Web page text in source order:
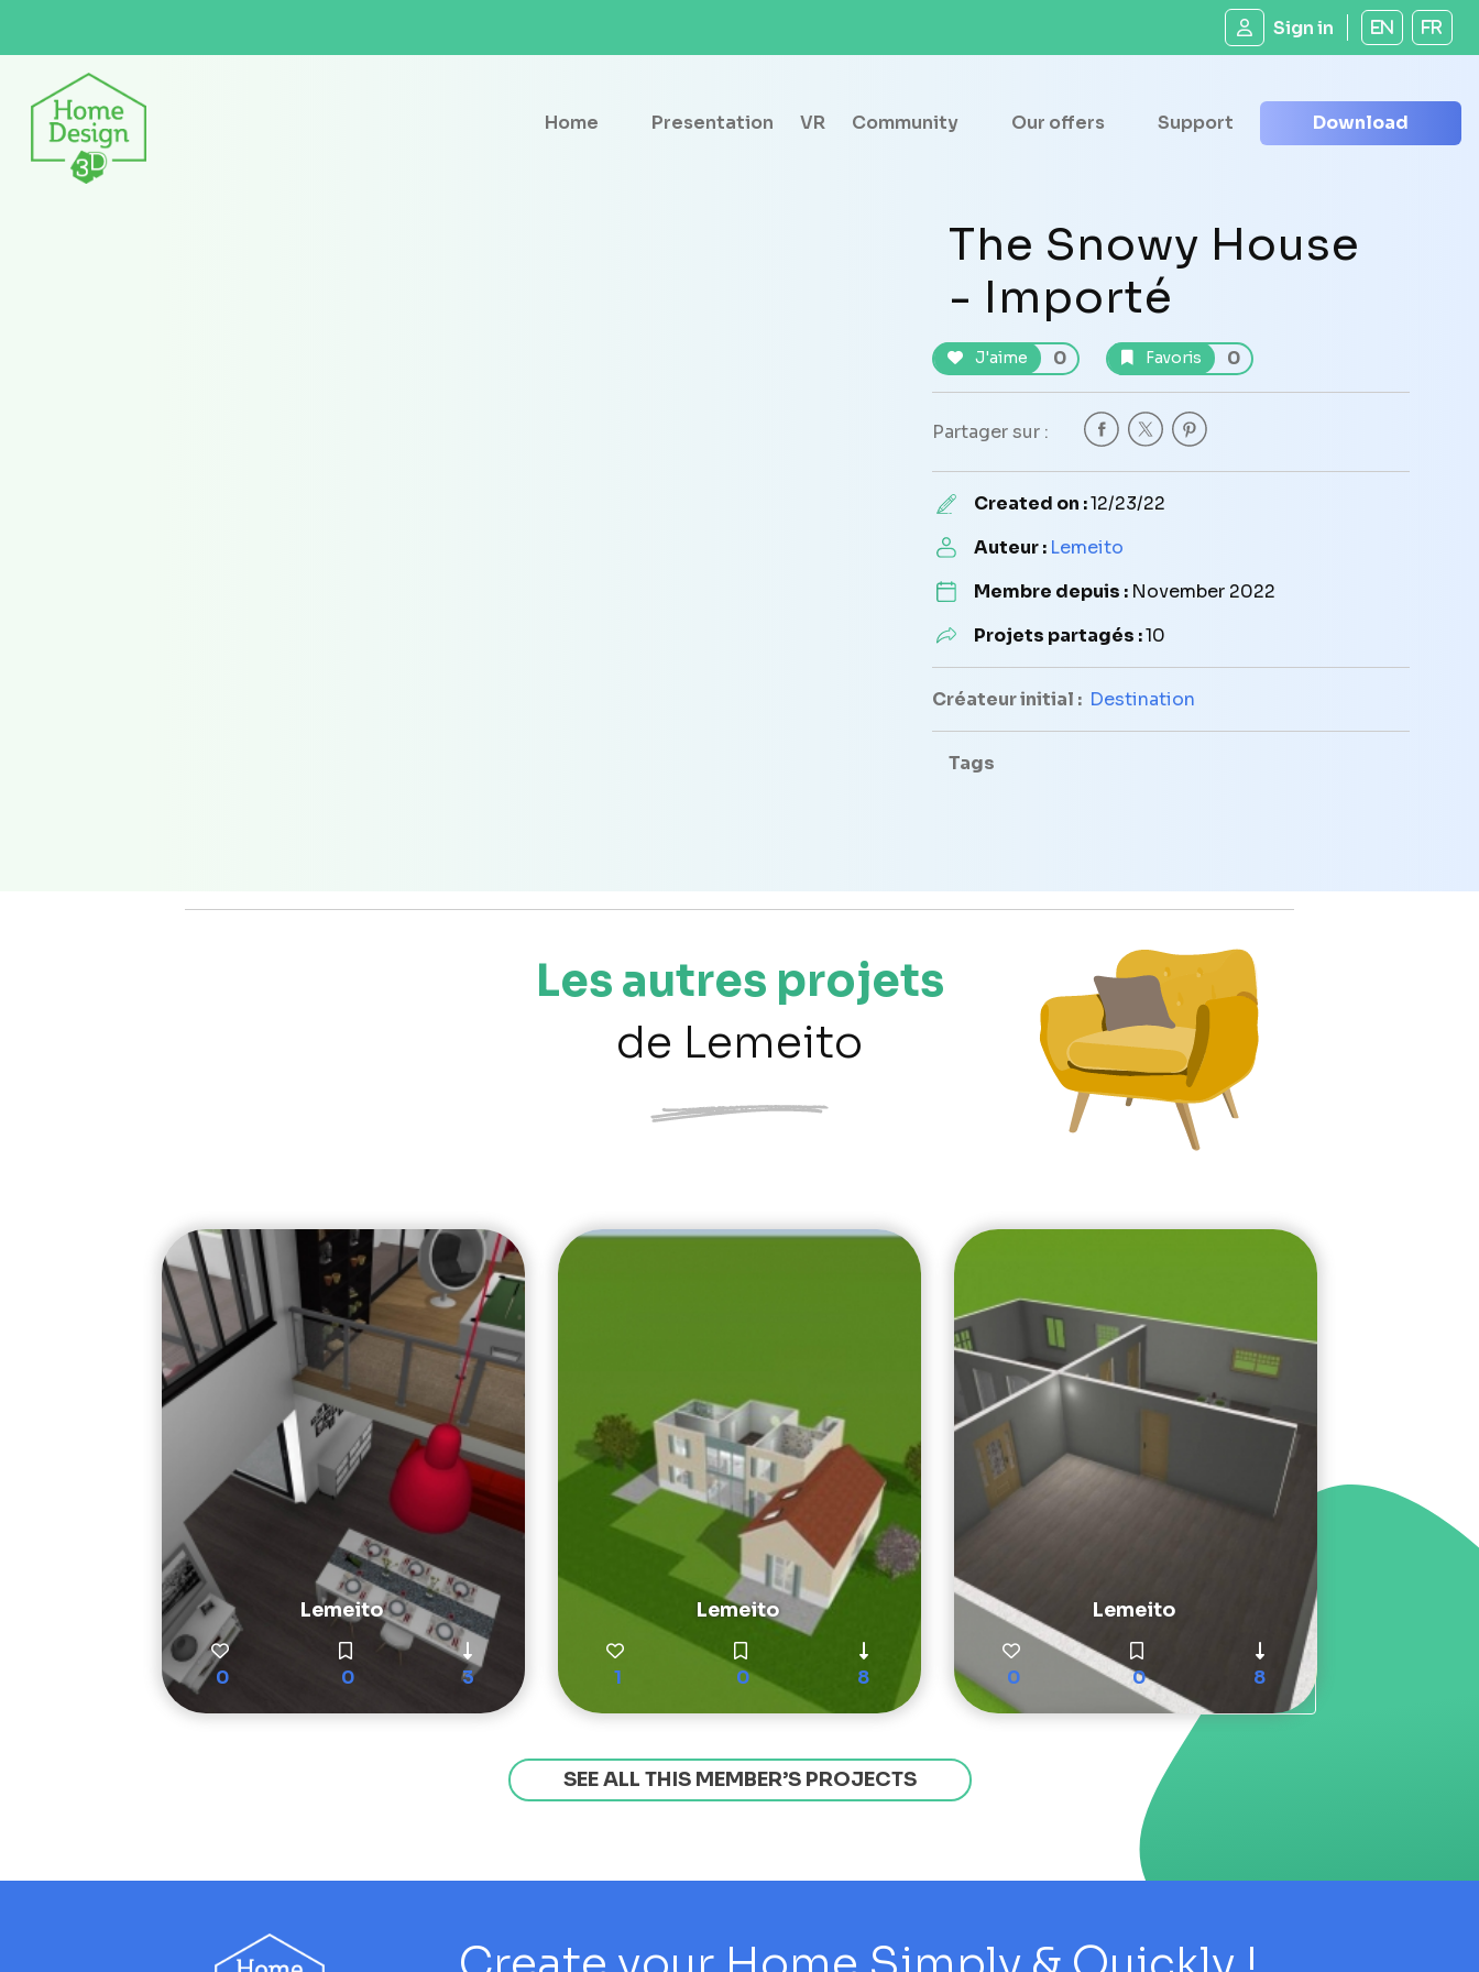
Sign in EN FR
Home Presentation VR Community Our offers Support Download
The Snowy House
- Importé
J'aime 0 Favoris 0
Partager sur :
Created on :12/23/22
Auteur : Lemeito
Membre depuis : November 2022
Projets partagés :10
Créateur initial : Destination
Tags
Les autres projets
de Lemeito
Lemeito
0 0 3
Lemeito
1 0 8
Lemeito
0 0 8
SEE ALL THIS MEMBER’S PROJECTS